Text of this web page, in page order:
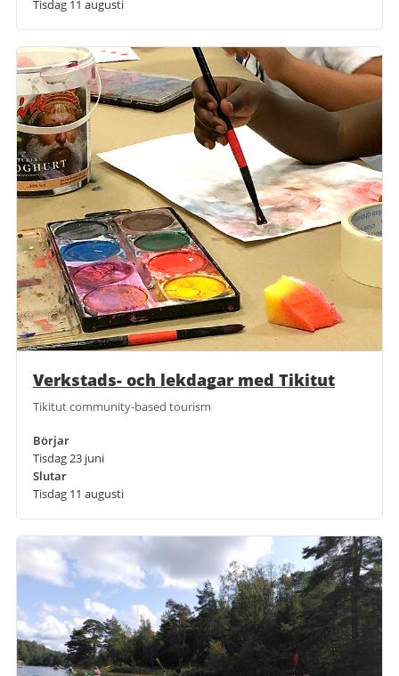
Tisdag 11 augusti
Verkstads- och lekdagar med Tikitut
Tikitut community-based tourism
Börjar
Tisdag 23 juni
Slutar
Tisdag 11 augusti